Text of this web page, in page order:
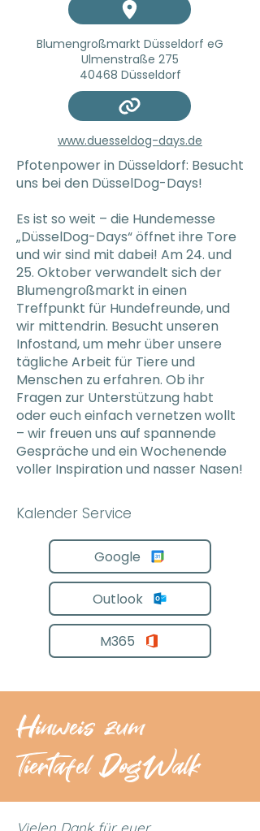
Blumengroßmarkt Düsseldorf eG
Ulmenstraße 275
40468 Düsseldorf
www.duesseldog-days.de
Pfotenpower in Düsseldorf: Besucht
uns bei den DüsselDog-Days!
Es ist so weit – die Hundemesse
„DüsselDog-Days“ öffnet ihre Tore
und wir sind mit dabei! Am 24. und
25. Oktober verwandelt sich der
Blumengroßmarkt in einen
Treffpunkt für Hundefreunde, und
wir mittendrin. Besucht unseren
Infostand, um mehr über unsere
tägliche Arbeit für Tiere und
Menschen zu erfahren. Ob ihr
Fragen zur Unterstützung habt
oder euch einfach vernetzen wollt
– wir freuen uns auf spannende
Gespräche und ein Wochenende
voller Inspiration und nasser Nasen!
Kalender Service
Google
Outlook
M365
Hinweis zum
Tiertafel DogWalk
Vielen Dank für euer